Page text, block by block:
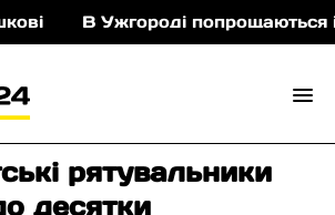
В Ужгороді попрощаються із
рятувальники
десятки